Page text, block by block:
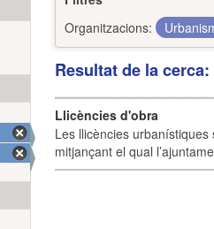
Organitzacions:
Resultat de la
Llicències d'obra
Les llicències
mitjançant el qual